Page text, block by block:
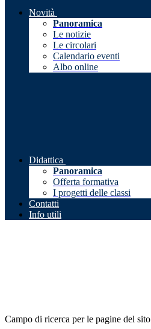
Novità
Panoramica
Le notizie
Le circolari
Calendario eventi
Albo online
Didattica
Panoramica
Offerta formativa
I progetti delle classi
Contatti
Info utili
Campo di ricerca per le pagine del sito